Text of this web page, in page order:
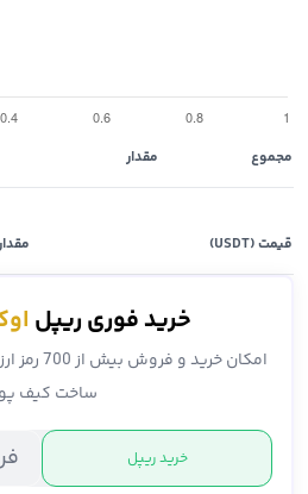
مجموع مقدار
قیمت (USDT)
خرید فوری ریپل
امکان
ساخت کیف
خرید ریپل